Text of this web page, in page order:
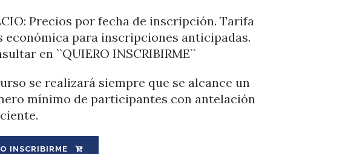
Precios por fecha de inscripción. Tarifa
económica para inscripciones anticipadas.
en ``QUIERO INSCRIBIRME``
se realizará siempre que se alcance un
mínimo de participantes con antelación
INSCRIBIRME